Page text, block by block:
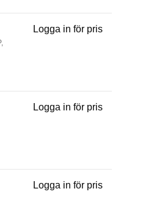
Logga in för pris
Logga in för pris
Logga in för pris